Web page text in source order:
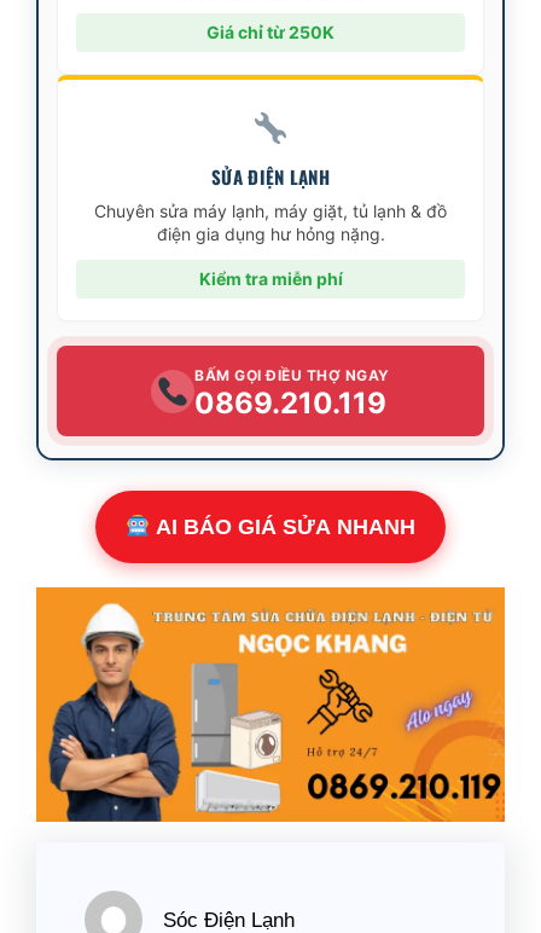
Giá chỉ từ 250K
SỬA ĐIỆN LẠNH
Chuyên sửa máy lạnh, máy giặt, tủ lạnh & đồ
điện gia dụng hư hỏng nặng.
Kiểm tra miễn phí
BẤM GỌI ĐIỀU THỢ NGAY
0869.210.119
AI BÁO GIÁ SỬA NHANH
Sóc Điện Lạnh